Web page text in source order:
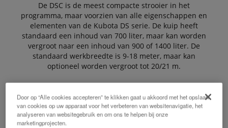
De DSC is de meest compacte strooier in het
programma, maar voorzien van alle eigenschappen en
elementen van de Kubota DS serie. De kuip heeft
standaard een inhoud van 700 liter, maar kan worden
vergroot naar een inhoud van 900 of 1400 liter. De
standaard werkbreedte is 9-18 meter, maar kan
optioneel worden vergroot tot 20/21 m.
De Voordelen:
Door op “Alle cookies accepteren” te klikken gaat u akkoord met het opslaan
van cookies op uw apparaat voor het verbeteren van websitenavigatie, het
analyseren van websitegebruik en om ons te helpen bij onze
marketingprojecten.